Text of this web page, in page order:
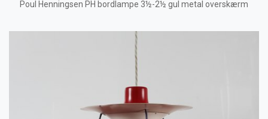
Poul Henningsen PH bordlampe 3½-2½ gul metal overskærm